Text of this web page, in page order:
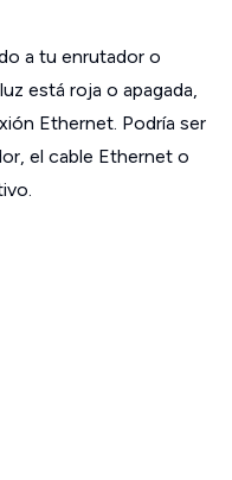
a tu enrutador o
está roja o apagada,
Ethernet. Podría ser
el cable Ethernet o